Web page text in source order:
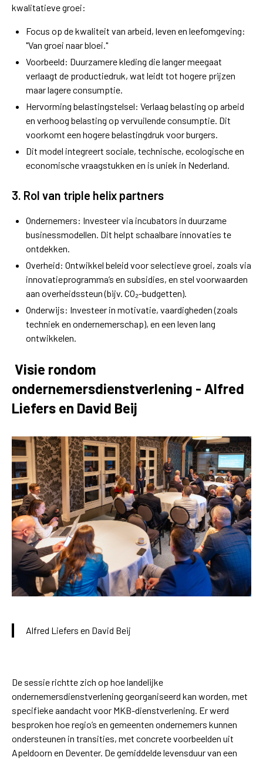
kwalitatieve groei:
Focus op de kwaliteit van arbeid, leven en leefomgeving:
"Van groei naar bloei."
Voorbeeld: Duurzamere kleding die langer meegaat
verlaagt de productiedruk, wat leidt tot hogere prijzen
maar lagere consumptie.
Hervorming belastingstelsel: Verlaag belasting op arbeid
en verhoog belasting op vervuilende consumptie. Dit
voorkomt een hogere belastingdruk voor burgers.
Dit model integreert sociale, technische, ecologische en
economische vraagstukken en is uniek in Nederland.
3. Rol van triple helix partners
Ondernemers: Investeer via incubators in duurzame
businessmodellen. Dit helpt schaalbare innovaties te
ontdekken.
Overheid: Ontwikkel beleid voor selectieve groei, zoals via
innovatieprogramma’s en subsidies, en stel voorwaarden
aan overheidssteun (bijv. CO₂-budgetten).
Onderwijs: Investeer in motivatie, vaardigheden (zoals
techniek en ondernemerschap), en een leven lang
ontwikkelen.
Visie rondom
ondernemersdienstverlening - Alfred
Liefers en David Beij
Alfred Liefers en David Beij
De sessie richtte zich op hoe landelijke
ondernemersdienstverlening georganiseerd kan worden, met
specifieke aandacht voor MKB-dienstverlening. Er werd
besproken hoe regio’s en gemeenten ondernemers kunnen
ondersteunen in transities, met concrete voorbeelden uit
Apeldoorn en Deventer. De gemiddelde levensduur van een